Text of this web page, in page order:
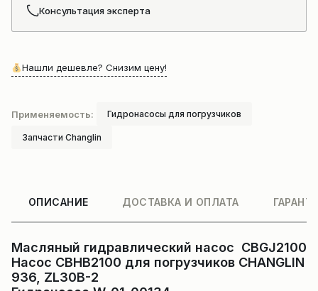
Консультация эксперта
Нашли дешевле? Снизим цену!
Применяемость: Гидронасосы для погрузчиков
Запчасти Changlin
ОПИСАНИЕ ДОСТАВКА И ОПЛАТА
Масляный гидравлический насос CBGJ2100
Насос CBHB2100 для погрузчиков CHANGLIN
936, ZL30B-2